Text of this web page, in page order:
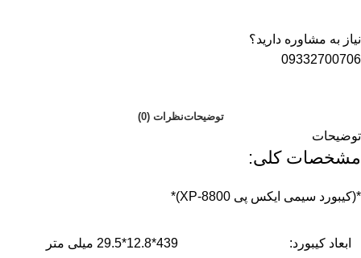
نیاز به مشاوره دارید؟
09332700706
توضیحاتنظرات (0)
توضیحات
مشخصات کلی:
*(کیبورد سیمی ایکس پی XP-8800)*
ابعاد کیبورد: 439*12.8*29.5 میلی متر